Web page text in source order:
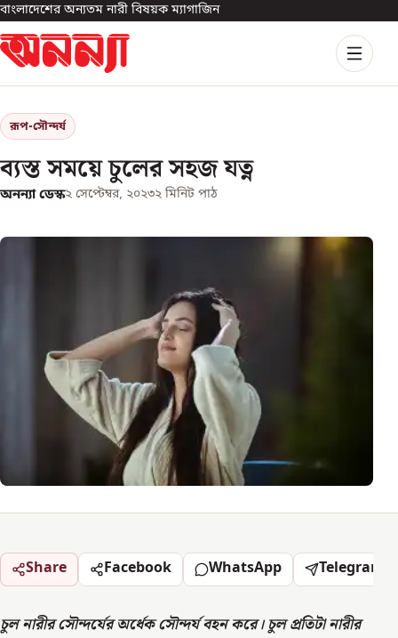
বাংলাদেশের অন্যতম নারী বিষয়ক ম্যাগাজিন
রূপ-সৌন্দর্য
ব্যস্ত সময়ে চুলের সহজ যত্ন
অনন্যা ডেস্ক২ সেপ্টেম্বর, ২০২৩২ মিনিট পাঠ
Share Facebook WhatsApp Telegram
চুল নারীর সৌন্দর্যের অর্ধেক সৌন্দর্য বহন করে। চুল প্রতিটা নারীর